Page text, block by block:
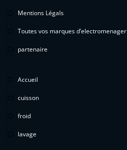
Mentions Légals
Toutes vos marques d’electromenager
partenaire
Accueil
cuisson
froid
lavage